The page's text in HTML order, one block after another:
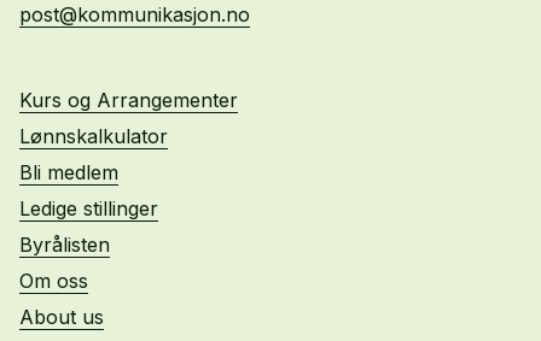
post@kommunikasjon.no
Kurs og Arrangementer
Lønnskalkulator
Bli medlem
Ledige stillinger
Byrålisten
Om oss
About us